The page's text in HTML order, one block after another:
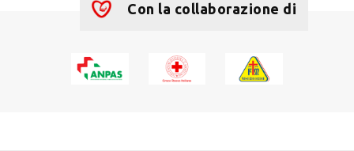
Con la collaborazione di